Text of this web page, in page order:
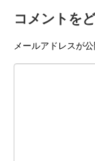
コメントを
メールアドレスが